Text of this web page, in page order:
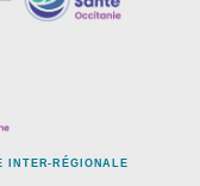
INTER-RÉGIONALE